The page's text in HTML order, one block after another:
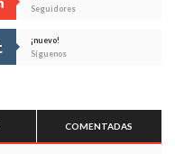
Seguidores
¡nuevo!
Síguenos
COMENTADAS